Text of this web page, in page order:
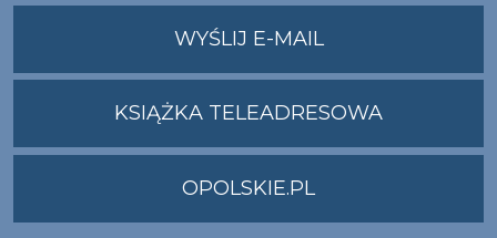
WYŚLIJ E-MAILNA
ADRES
KSIĄŻKA TELEADRESOWA
OPOLSKIE.PL